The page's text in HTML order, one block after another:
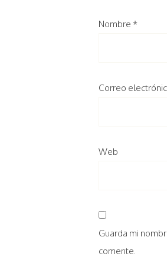
Nombre *
Correo
Web
Guarda mi
comente.